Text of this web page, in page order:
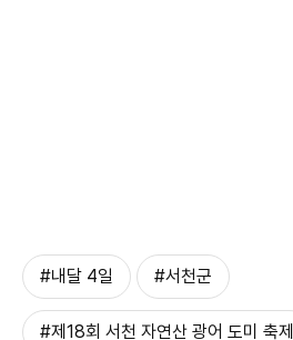
#내달 4일 #서천군
#제18회 서천 자연산 광어 도미 축제